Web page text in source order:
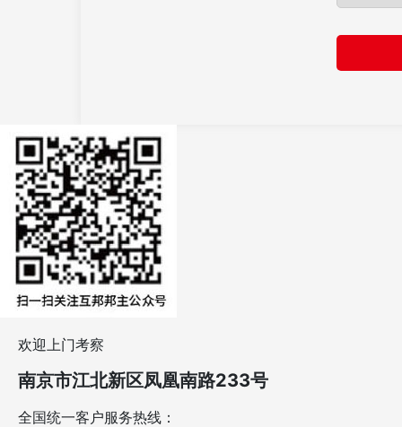
欢迎上门考察
南京市江北新区凤凰南路233号
全国统一客户服务热线：